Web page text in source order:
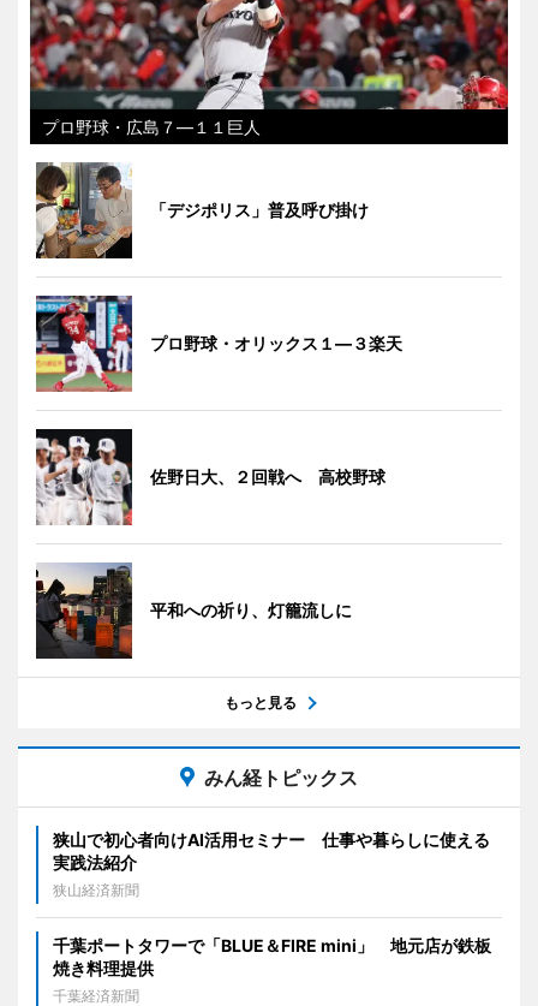
プロ野球・広島７―１１巨人
「デジポリス」普及呼び掛け
プロ野球・オリックス１―３楽天
佐野日大、２回戦へ 高校野球
平和への祈り、灯籠流しに
もっと見る
みん経トピックス
狭山で初心者向けAI活用セミナー 仕事や暮らしに使える
実践法紹介
狭山経済新聞
千葉ポートタワーで「BLUE＆FIRE mini」 地元店が鉄板
焼き料理提供
千葉経済新聞